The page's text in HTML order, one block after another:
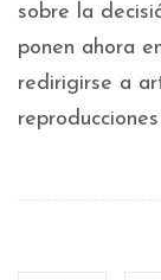
sobre la
ponen ahora
redirigirse a